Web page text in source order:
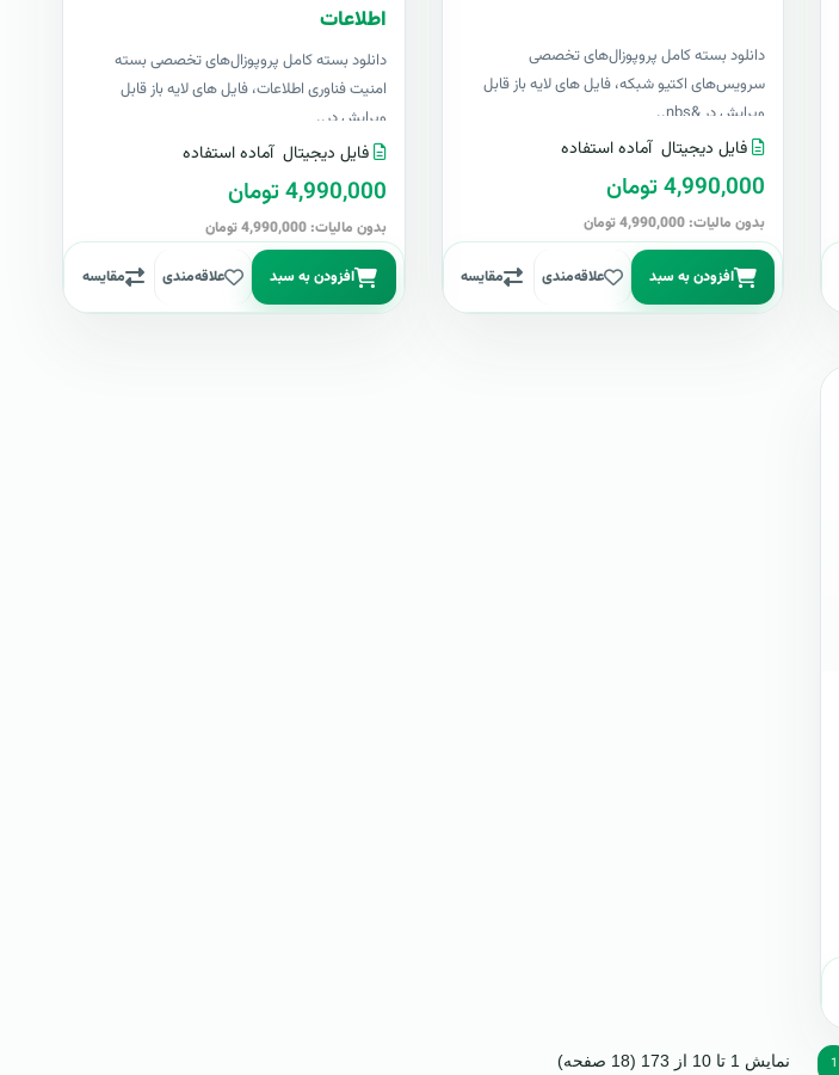
دانلود بسته کامل پروپوزال‌های تخصصی
سرویس‌های اکتیو شبکه، فایل های لایه باز قابل
ویرایش در &nbs..
فایل دیجیتال آماده استفاده
4,990,000 تومان
بدون مالیات: 4,990,000 تومان
افزودن به سبد علاقه‌مندی مقایسه
اطلاعات
دانلود بسته کامل پروپوزال‌های تخصصی بسته
امنیت فناوری اطلاعات، فایل های لایه باز قابل
ویرایش در..
فایل دیجیتال آماده استفاده
4,990,000 تومان
بدون مالیات: 4,990,000 تومان
افزودن به سبد علاقه‌مندی مقایسه
1 نمایش 1 تا 10 از 173 (18 صفحه)